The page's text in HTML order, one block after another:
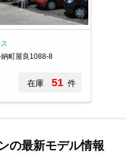
町屋良1088-8
在庫 51 件
の最新モデル情報